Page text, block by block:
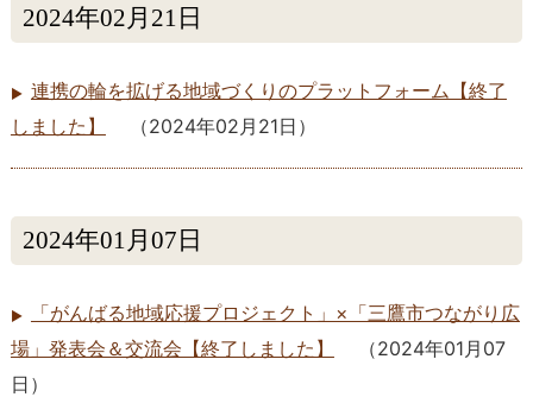
2024年02月21日
連携の輪を拡げる地域づくりのプラットフォーム【終了
しました】
（2024年02月21日 ）
2024年01月07日
「がんばる地域応援プロジェクト」×「三鷹市つながり広
場」発表会＆交流会【終了しました】
（2024年01月07
日 ）